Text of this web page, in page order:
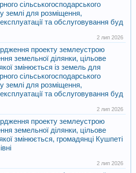
сільськогосподарського
землі для розміщення,
та обслуговування буд
2 лип 2026
проекту землеустрою
земельної ділянки, цільове
змінюється із земель для
сільськогосподарського
землі для розміщення,
та обслуговування буд
2 лип 2026
проекту землеустрою
земельної ділянки, цільове
змінюється, громадянці Кушпеті
2 лип 2026